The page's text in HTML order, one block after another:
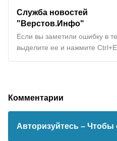
Служба новостей
"Верстов.Инфо"
Если вы заметили ошибку в
выделите ее и нажмите
Комментарии
Авторизуйтесь – Чтобы